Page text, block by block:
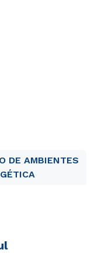
DE AMBIENTES